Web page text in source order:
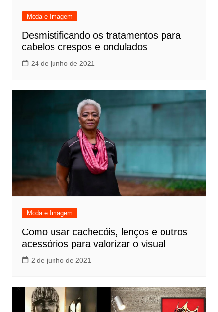
Moda e Imagem
Desmistificando os tratamentos para
cabelos crespos e ondulados
24 de junho de 2021
Moda e Imagem
Como usar cachecóis, lenços e outros
acessórios para valorizar o visual
2 de junho de 2021